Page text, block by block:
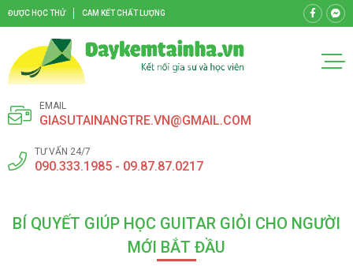
ĐƯỢC HỌC THỬ CAM KẾT CHẤT LƯỢNG
EMAIL
GIASUTAINANGTRE.VN@GMAIL.COM
TƯ VẤN 24/7
090.333.1985 - 09.87.87.0217
BÍ QUYẾT GIÚP HỌC GUITAR GIỎI CHO NGƯỜI
MỚI BẮT ĐẦU